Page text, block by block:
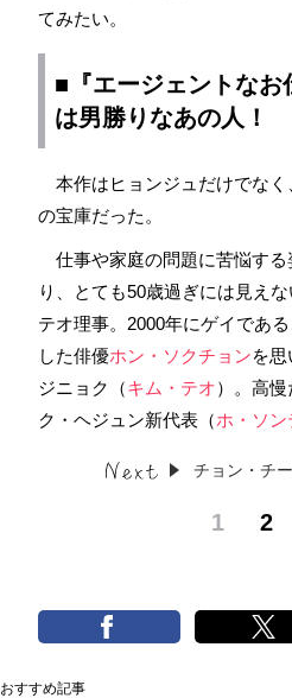
てみたい。
■『エージェントなお
は男勝りなあの人！
本作はヒョンジュだけでなく
の宝庫だった。
仕事や家庭の問題に苦悩する
り、とても50歳過ぎには見えな
テオ理事。2000年にゲイであ
した俳優ホン・ソクチョンを
ジニョク（キム・テオ）。高
ク・ヘジュン新代表（ホ・ソン
チョン・チ
1 2
おすすめ記事